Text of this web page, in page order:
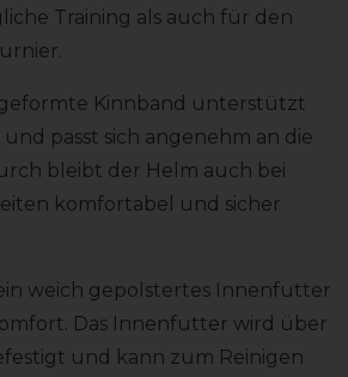
Training als auch für den
Kinnband unterstützt
passt sich angenehm an die
bleibt der Helm auch bei
komfortabel und sicher
weich gepolstertes Innenfutter
Das Innenfutter wird über
und kann zum Reinigen